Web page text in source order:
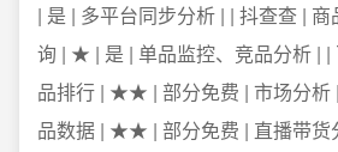
| 是 | 多平台同步分析 | | 抖查查 |
询 | ★ | 是 | 单品监控、竞品分析 | |
品排行 | ★★ | 部分免费 | 市场分析
品数据 | ★★ | 部分免费 | 直播带货